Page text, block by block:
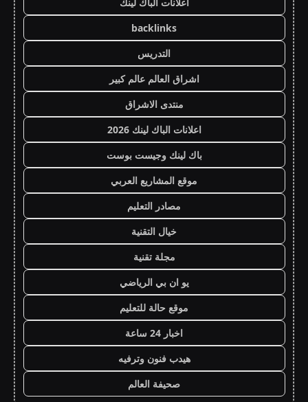
backlinks
التدريس
اشراق العالم عالم كبير
منتدى الاشراق
اعلانات الباك لينك 2026
باك لينك وجيست بوست
موقع المشاريع العربي
مصادر التعليم
خيال التقنية
مجلة تقنية
يو ان بي الرياضي
موقع حالة للتعليم
اخبار 24 ساعة
هيدب فنون وترفيه
صحيفة العالم